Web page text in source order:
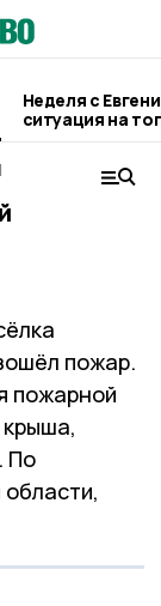
Неделя с
ситуация на
городе и
пожар.
пожарной
По